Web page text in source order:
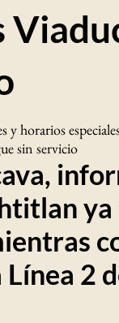
horarios
sin servicio
Línea 2